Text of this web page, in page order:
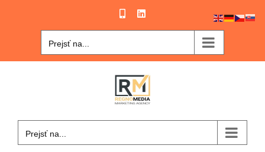
PhoneLinkedIn
Prejsť na...
Prejsť na...